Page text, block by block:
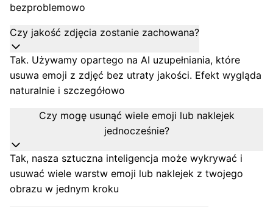
bezproblemowo
Czy jakość zdjęcia zostanie zachowana?
Tak. Używamy opartego na AI uzupełniania, które
usuwa emoji z zdjęć bez utraty jakości. Efekt wygląda
naturalnie i szczegółowo
Czy mogę usunąć wiele emoji lub naklejek
jednocześnie?
Tak, nasza sztuczna inteligencja może wykrywać i
usuwać wiele warstw emoji lub naklejek z twojego
obrazu w jednym kroku